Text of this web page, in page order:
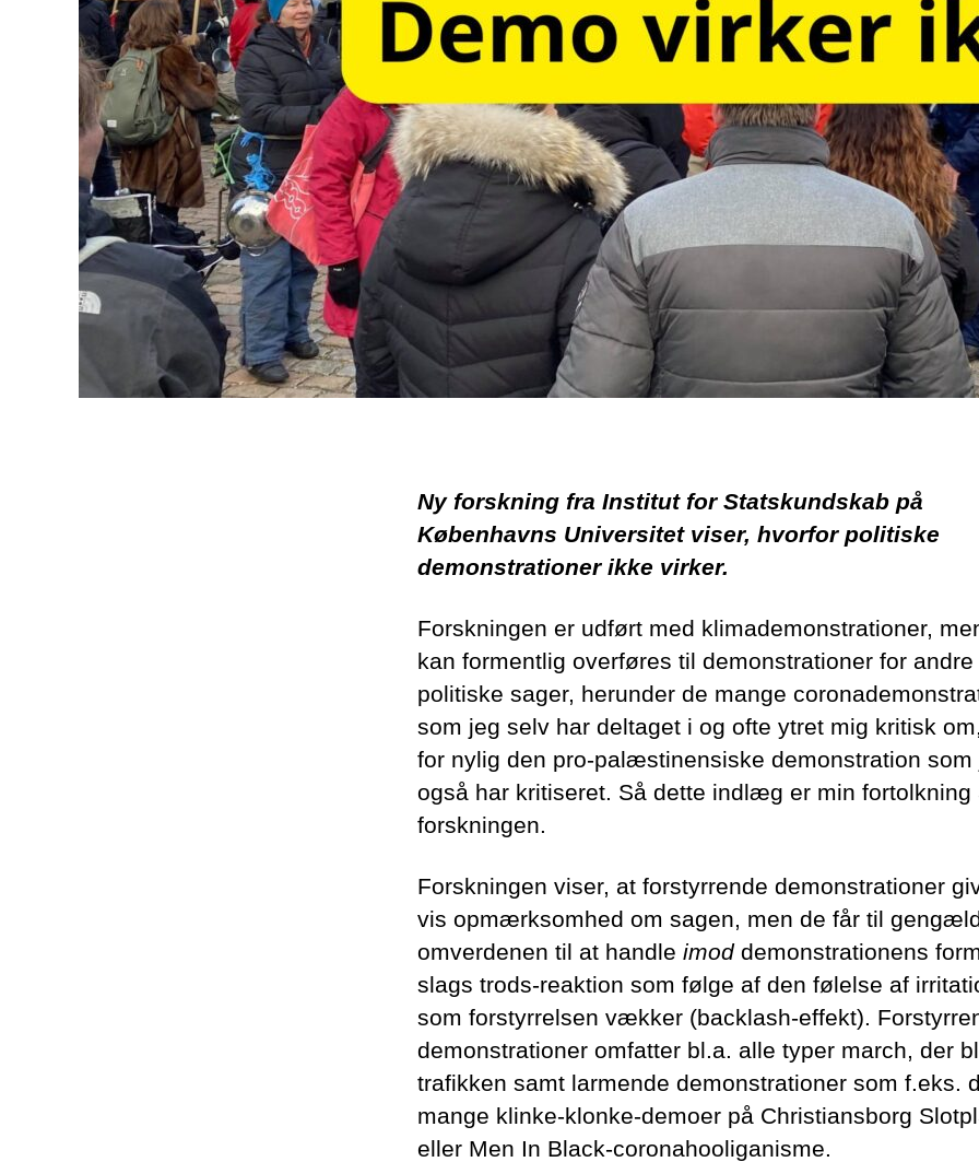
Ny forskning fra Institut for Statskundskab på
Københavns Universitet viser, hvorfor politiske
demonstrationer ikke virker.
Forskningen er udført med klimademonstrationer,
kan formentlig overføres til demonstrationer for andre
politiske sager, herunder de mange
som jeg selv har deltaget i og ofte ytret mig kritisk
for nylig den pro-palæstinensiske demonstration som
også har kritiseret. Så dette indlæg er min fortolkning
forskningen.
Forskningen viser, at forstyrrende demonstrationer
vis opmærksomhed om sagen, men de får til
omverdenen til at handle imoddemonstrationens
slags trods-reaktion som følge af den følelse af
som forstyrrelsen vækker (backlash-effekt).
demonstrationer omfatter bl.a. alle typer march, der
trafikken samt larmende demonstrationer som f.eks.
mange klinke-klonke-demoer på Christiansborg
eller Men In Black-coronahooliganisme.